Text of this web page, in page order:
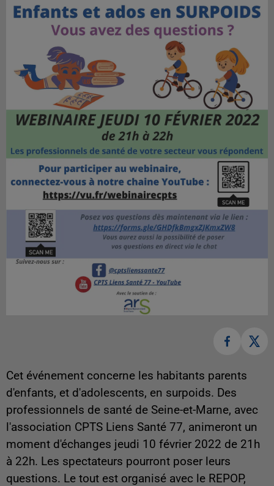
Cet événement concerne les habitants parents
d'enfants, et d'adolescents, en surpoids. Des
professionnels de santé de Seine-et-Marne, avec
l'association CPTS Liens Santé 77, animeront un
moment d'échanges jeudi 10 février 2022 de 21h
à 22h. Les spectateurs pourront poser leurs
questions. Le tout est organisé avec le REPOP,